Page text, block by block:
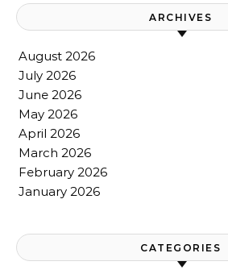
ARCHIVES
August 2026
July 2026
June 2026
May 2026
April 2026
March 2026
February 2026
January 2026
CATEGORIES